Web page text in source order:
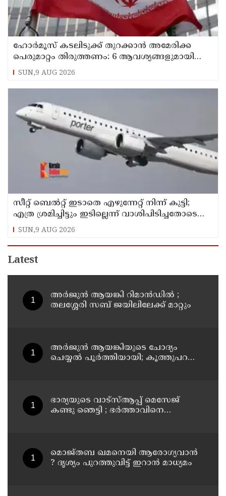
ഹോര്‍മൂസ് കടലിടുക്ക് തുറക്കാന്‍ അമേരിക്ക
പെരുമാറ്റം തിരുത്തണം: 6 ആവശ്യങ്ങളുമായി
ഇറാന്‍ ദേശീയ സുരക്ഷാ കൗണ്‍സില്‍
SUN,9 AUG 2026
സീറ്റ് ബെല്‍റ്റ് ഇടാതെ എഴുന്നേറ്റ് നിന്ന് കുട്ടി;
എത്ര ശ്രമിച്ചിട്ടും ഇടില്ലെന്ന് വാശിപിടിച്ചതോടെ
വിമാനം റദ്ദാക്കി
SUN,9 AUG 2026
Latest
അര്‍ജുന്‍ ആയങ്കി റിമാന്‍ഡില്‍ ;
തലശ്ശേരി സബ് ജയിലിലേക്ക് മാറ്റും
അര്‍ജുന്‍ ആയങ്കിയുടെ ചോദ്യം
ചെയ്യല്‍ പൂര്‍ത്തിയായി; കൂത്തുപറമ്പ്
ഭാര്യയുടെ വാട്സ്ആപ്പ് മെസേജ്
കണ്ടു ഞെട്ടി ; ഭര്‍ത്താവിനെ
യുവതിയും സുഹൃത്തും ഒളിവില്‍
മൊജ്തബ ഖമനെയി ആരോഗ്യവാന്‍
? ദൃശ്യം പുറത്തുവിട്ട് ഇറാന്‍ മാധ്യമം